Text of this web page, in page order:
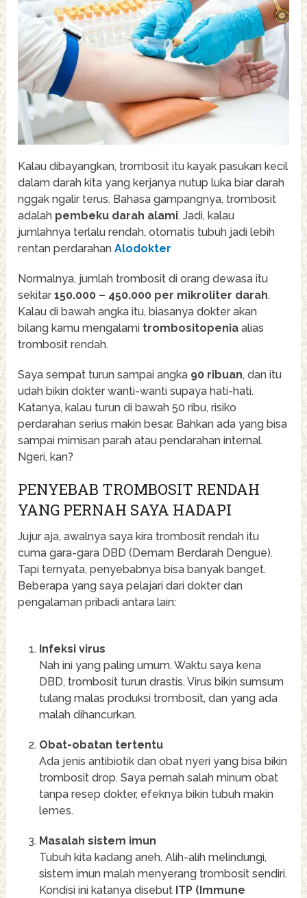
Kalau dibayangkan, trombosit itu kayak pasukan kecil
dalam darah kita yang kerjanya nutup luka biar darah
nggak ngalir terus. Bahasa gampangnya, trombosit
adalah pembeku darah alami. Jadi, kalau
jumlahnya terlalu rendah, otomatis tubuh jadi lebih
rentan perdarahanAlodokter
Normalnya, jumlah trombosit di orang dewasa itu
sekitar150.000 – 450.000 per mikroliter darah.
Kalau di bawah angka itu, biasanya dokter akan
bilang kamu mengalami trombositopenia alias
trombosit rendah.
Saya sempat turun sampai angka 90 ribuan, dan itu
udah bikin dokter wanti-wanti supaya hati-hati.
Katanya, kalau turun di bawah 50 ribu, risiko
perdarahan serius makin besar. Bahkan ada yang bisa
sampai mimisan parah atau pendarahan internal.
Ngeri, kan?
PENYEBAB TROMBOSIT RENDAH
YANG PERNAH SAYA HADAPI
Jujur aja, awalnya saya kira trombosit rendah itu
cuma gara-gara DBD (Demam Berdarah Dengue).
Tapi ternyata, penyebabnya bisa banyak banget.
Beberapa yang saya pelajari dari dokter dan
pengalaman pribadi antara lain:
Infeksi virus
Nah ini yang paling umum. Waktu saya kena
DBD, trombosit turun drastis. Virus bikin sumsum
tulang malas produksi trombosit, dan yang ada
malah dihancurkan.
Obat-obatan tertentu
Ada jenis antibiotik dan obat nyeri yang bisa bikin
trombosit drop. Saya pernah salah minum obat
tanpa resep dokter, efeknya bikin tubuh makin
lemes.
Masalah sistem imun
Tubuh kita kadang aneh. Alih-alih melindungi,
sistem imun malah menyerang trombosit sendiri.
Kondisi ini katanya disebut ITP (Immune